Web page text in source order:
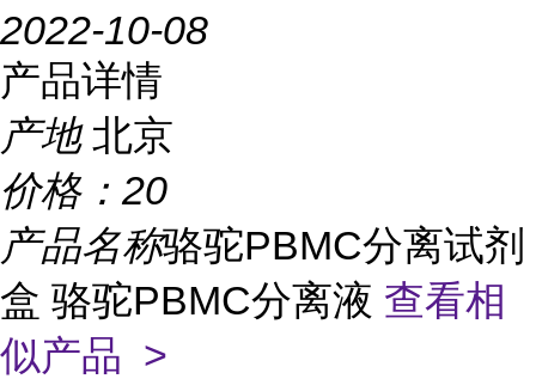
2022-10-08
产品详情
产地 北京
价格： 20
产品名称骆驼PBMC分离试剂
盒 骆驼PBMC分离液 查看相
似产品 >